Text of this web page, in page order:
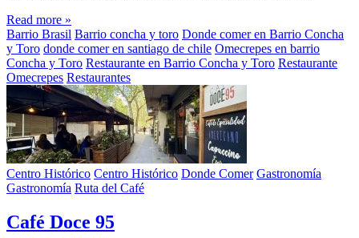
Read more »
Barrio Brasil Barrio concha y toro Donde comer en Barrio Concha
y Toro donde comer en santiago de chile Omecrepes en barrio
Concha y Toro Restaurante en Barrio Concha y Toro Restaurante
Omecrepes Restaurantes
Centro Histórico Centro Histórico Donde Comer Gastronomía
Gastronomía Ruta del Café
Café Doce 95